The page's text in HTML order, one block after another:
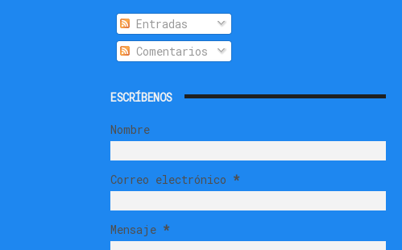
Entradas
Comentarios
ESCRÍBENOS
Nombre
Correo electrónico *
Mensaje *